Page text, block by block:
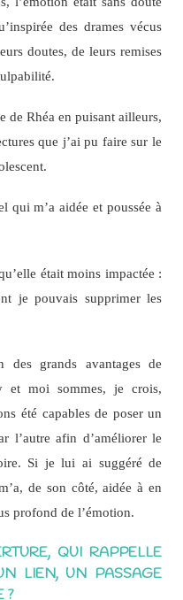
des drames vécus
doutes, de leurs remises
de Rhéa en puisant ailleurs,
que j’ai pu faire sur le
qui m’a aidée et poussée à
était moins impactée :
je pouvais supprimer les
grands avantages de
et moi sommes, je crois,
été capables de poser un
l’autre afin d’améliorer le
Si je lui ai suggéré de
de son côté, aidée à en
profond de l’émotion.
QUI RAPPELLE
LIEN, UN PASSAGE
?